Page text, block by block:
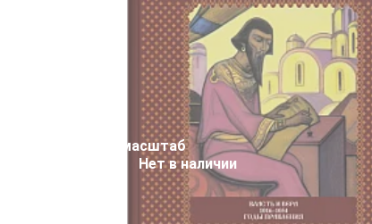
масштаб
Нет в наличии